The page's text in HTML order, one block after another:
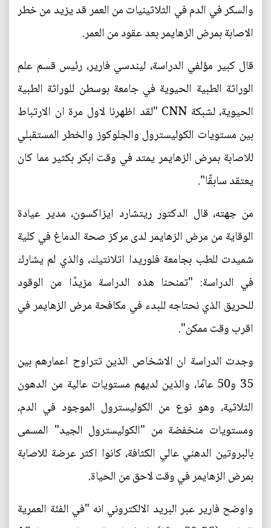
والسكر في الدم في الثلاثينيات من العمر قد يزيد من خطر
الاصابة بمرض الزهايمر بعد عقود من العمر.
قال كبير مؤلفي الدراسة، ليندسي فارير، رئيس قسم علم
الوراثة الطبية الحيوية في جامعة بوسطن للوراثة الطبية
الحيوية، لشبكة CNN "لقد اظهرنا لاول مرة ان الارتباط
بين مستويات الكوليسترول والجلوكوز والخطر المستقبلي
للاصابة بمرض الزهايمر يمتد في وقت ابكر بكثير مما كان
يعتقد سابقًا".
من جهته، قال الدكتور ريتشارد ايزاكسون، مدير عيادة
الوقاية من مرض الزهايمر لدى مركز صحة الدماغ في كلية
شميدت للطب بجامعة فلوريدا اتلانتيك، والذي لم يشارك
في الدراسة: "تمنحنا هذه الدراسة مزيدًا من الوقود
للحريق الذي نحتاجه للبدء في مكافحة مرض الزهايمر في
اقرب وقت ممكن".
وجدت الدراسة ان الاشخاص الذين تتراوح اعمارهم بين
35 و50 عامًا، والذين لديهم مستويات عالية من الدهون
الثلاثية، وهو نوع من الكوليسترول الموجود في الدم،
ومستويات منخفضة من "الكوليسترول الجيد" المسمى
بالبروتين الدهني عالي الكثافة، كانوا اكثر عرضة للاصابة
بمرض الزهايمر في وقت لاحق من الحياة.
واوضح فارير عبر البريد الالكتروني انه "في الفئة العمرية